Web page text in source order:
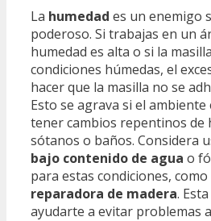
La humedad es un enemigo
poderoso. Si trabajas en un
humedad es alta o si la
condiciones húmedas, el
hacer que la masilla no se
Esto se agrava si el
tener cambios repentinos de
sótanos o baños. Considera
bajo contenido de agua o
para estas condiciones, como
reparadora de madera.
ayudarte a evitar problemas